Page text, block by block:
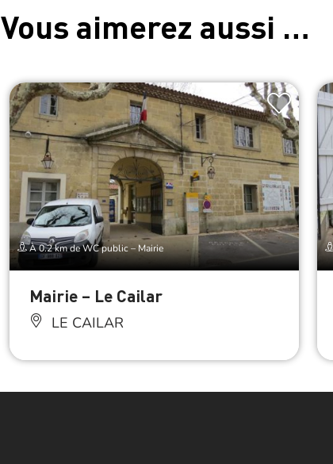
Vous aimerez aussi …
À 0.2 km de WC public – Mairie
Mairie – Le Cailar
LE CAILAR